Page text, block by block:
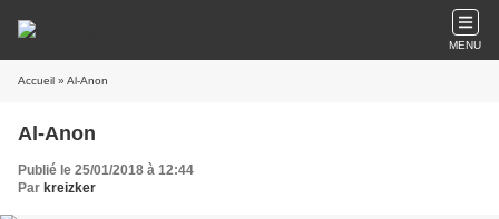
MENU
Accueil » Al-Anon
Al-Anon
Publié le 25/01/2018 à 12:44
Par kreizker